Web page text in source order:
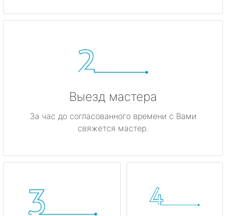
Выезд мастера
За час до согласованного времени с Вами
свяжется мастер.